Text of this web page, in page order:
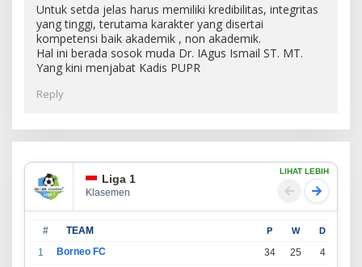
Untuk setda jelas harus memiliki kredibilitas, integritas
yang tinggi, terutama karakter yang disertai
kompetensi baik akademik , non akademik.
Hal ini berada sosok muda Dr. IAgus Ismail ST. MT.
Yang kini menjabat Kadis PUPR
Reply
Liga 1
Klasemen
LIHAT LEBIH
# TEAM P W D
1 Borneo FC 34 25 4